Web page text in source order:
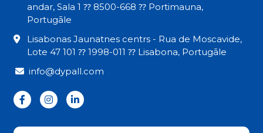
andar, Sala 1 ⁇ 8500-668 ⁇ Portimauna,
Portugāle
Lisabonas Jaunatnes centrs - Rua de Moscavide,
Lote 47 101 ⁇ 1998-011 ⁇ Lisabona, Portugāle
info@dypall.com